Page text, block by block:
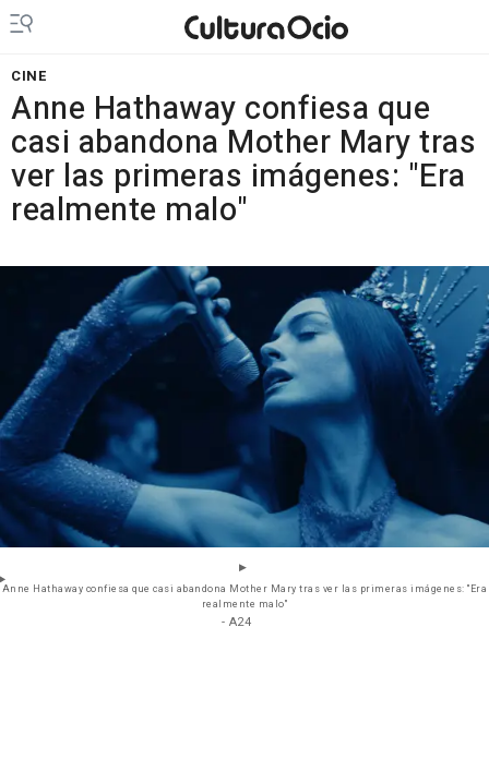
CINE
Anne Hathaway confiesa que
casi abandona Mother Mary tras
ver las primeras imágenes: "Era
realmente malo"
Anne Hathaway confiesa que casi abandona Mother Mary tras ver las primeras imágenes: "Era
realmente malo"
- A24